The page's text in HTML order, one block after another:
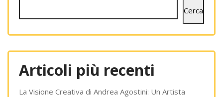
Cerca
Articoli più recenti
La Visione Creativa di Andrea Agostini: Un Artista